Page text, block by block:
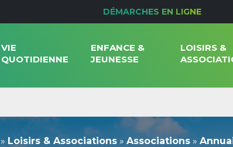
DÉMARCHES EN LIGNE
VIE
QUOTIDIENNE
ENFANCE &
JEUNESSE
LOISIRS &
» Loisirs & Associations» Associations»